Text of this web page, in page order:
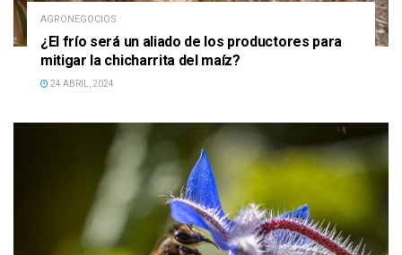
AGRONEGOCIOS
¿El frío será un aliado de los productores para
mitigar la chicharrita del maíz?
24 ABRIL, 2024